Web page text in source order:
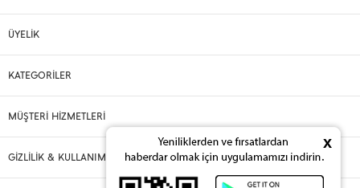
ÜYELİK
KATEGORİLER
MÜŞTERİ HİZMETLERİ
GİZLİLİK & KULLANIM
x